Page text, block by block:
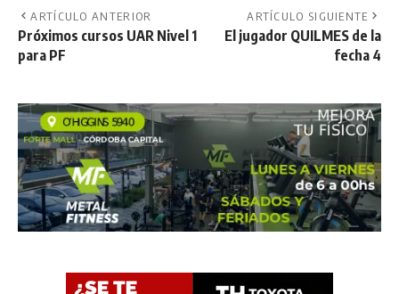
ARTÍCULO ANTERIOR
Próximos cursos UAR Nivel 1
para PF
ARTÍCULO SIGUIENTE
El jugador QUILMES de la
fecha 4